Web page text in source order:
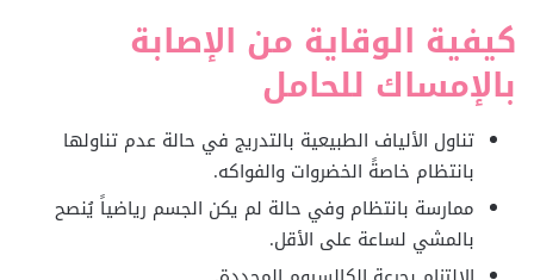
كيفية الوقاية من الإصابة
بالإمساك للحامل
تناول الألياف الطبيعية بالتدريج في حالة عدم تناولها
بانتظام خاصةً الخضروات والفواكه.
ممارسة بانتظام وفي حالة لم يكن الجسم رياضياً يُنصح
بالمشي لساعة على الأقل.